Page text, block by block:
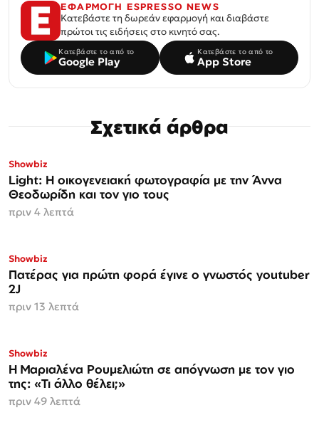
ΕΦΑΡΜΟΓΗ ESPRESSO NEWS
Κατεβάστε τη δωρεάν εφαρμογή και διαβάστε
πρώτοι τις ειδήσεις στο κινητό σας.
Κατεβάστε το από το
Google Play
Κατεβάστε το από το
App Store
Σχετικά άρθρα
Showbiz
Light: Η οικογενειακή φωτογραφία με την Άννα
Θεοδωρίδη και τον γιο τους
πριν 4 λεπτά
Showbiz
Πατέρας για πρώτη φορά έγινε ο γνωστός youtuber
2J
πριν 13 λεπτά
Showbiz
H Μαριαλένα Ρουμελιώτη σε απόγνωση με τον γιο
της: «Τι άλλο θέλει;»
πριν 49 λεπτά